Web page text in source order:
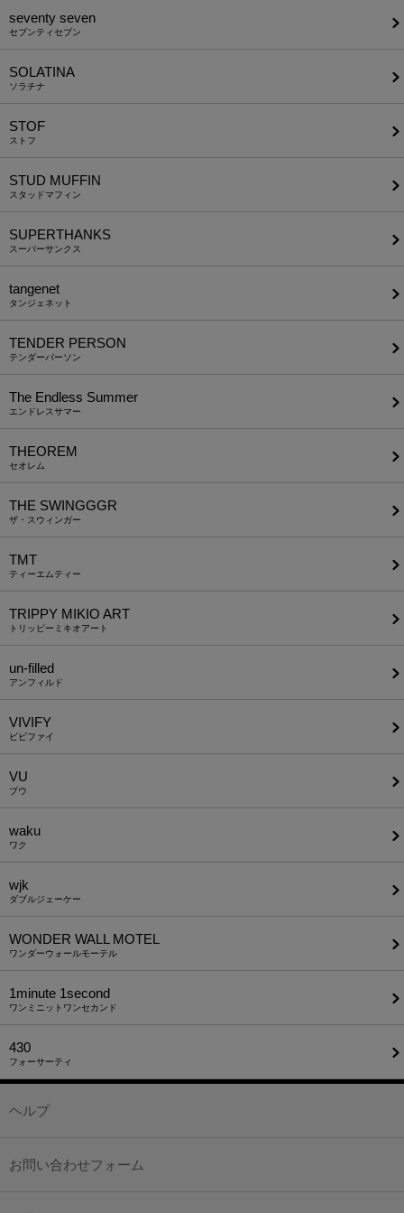
seventy seven
セブンティセブン
SOLATINA
ソラチナ
STOF
ストフ
STUD MUFFIN
スタッドマフィン
SUPERTHANKS
スーパーサンクス
tangenet
タンジェネット
TENDER PERSON
テンダーパーソン
The Endless Summer
エンドレスサマー
THEOREM
セオレム
THE SWINGGGR
ザ・スウィンガー
TMT
ティーエムティー
TRIPPY MIKIO ART
トリッピーミキオアート
un-filled
アンフィルド
VIVIFY
ビビファイ
VU
ブウ
waku
ワク
wjk
ダブルジェーケー
WONDER WALL MOTEL
ワンダーウォールモーテル
1minute​ 1second
ワンミニットワンセカンド
430
フォーサーティ
ヘルプ
お問い合わせフォーム